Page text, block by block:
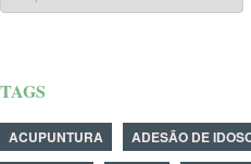
TAGS
ACUPUNTURA ADESÃO DE